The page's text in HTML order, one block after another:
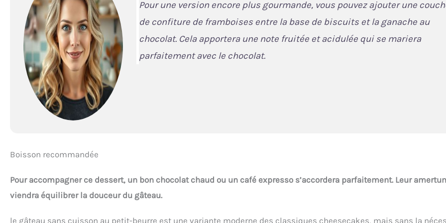
Pour une version encore plus gourmande, vous pouvez ajouter une
de confiture de framboises entre la base de biscuits et la ganache au
chocolat. Cela apportera une note fruitée et acidulée qui se mariera
parfaitement avec le chocolat.
Boisson recommandée
Pour accompagner ce dessert, un bon chocolat chaud ou un café expresso s’accordera parfaitement. Leur
viendra équilibrer la douceur du gâteau.
le gâteau sans cuisson au petit-beurre est une variante moderne des classiques cheesecakes, mais sans la